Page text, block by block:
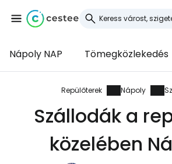
Nápoly NAP Tömegközlekedés
Repülőterek Nápoly
Szállodák a
közelében
Bejelentkezés
Cestee-be
... az utazási közösség
Folytatás a